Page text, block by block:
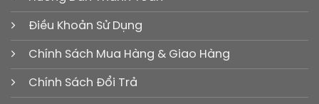
Điều Khoản Sử Dụng
Chính Sách Mua Hàng & Giao Hàng
Chính Sách Đổi Trả